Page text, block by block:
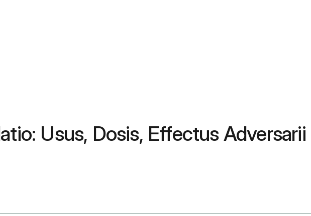
Usus, Dosis, Effectus Adversarii